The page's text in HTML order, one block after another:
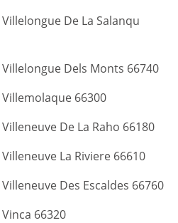
De La Salanqu
Dels Monts 66740
66300
De La Raho 66180
La Riviere 66610
Des Escaldes 66760
66320